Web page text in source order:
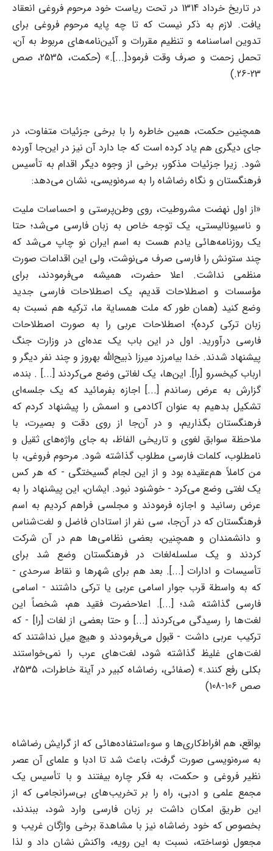
در تاریخ خرداد 1314 در تحت ریاست خود مرحوم فروغی انعقاد
یافت. لازم به ذکر نیست که تا چه پایه مرحوم فروغی برای
تدوین اساسنامه و تنظیم مقررات و آئین‌نامه‌های مربوط به آن،
تحمل زحمت و صرف وقت فرمود[...].» (حکمت، 2535، صص
23-26.)
همچنین حکمت، همین خاطره را با برخی جزئیات متفاوت، در
جای دیگری هم یاد کرده است که جا دارد آن نیز در این‌جا آورده
شود. زیرا جزئیات مذکور، برخی از وجوه دیگر اقدام به تأسیس
فرهنگستان و نگاه رضاشاه را به سره‌نویسی، نشان می‌دهد:
«از اول نهضت مشروطیت، روی وطن‌پرستی و احساسات ملیت
و ناسیونالیستی، یک توجه خاص به زبان فارسی می‌شد؛ حتا
یک روزنامه‌هائی یادم هست به اسم ایران نو چاپ می‌شد که
چند ستونش را فارسی صرف می‌نوشت، ولی این اقدامات صورت
منظمی نداشت. اعلا حضرت، همیشه می‌فرمودند، برای
مؤسسات و اصطلاحات قدیم، یک اصطلاحات فارسی جدید
وضع کنید (همان‌ طور که ملت همسایة ما، ترکیه هم نسبت به
زبان ترکی کرده)؛ اصطلاحات عربی را به صورت اصطلاحات
فارسی درآورید. اول در این باب یک عده‌ای در وزارت جنگ
پیشنهاد شدند. خدا بیامرزد میرزا ذبیح‌الله بهروز و چند نفر دیگر و
ارباب کیخسرو [را]. این‌ها، یک لغاتی وضع می‌کردند [...] . بنده،
گزارش به عرض رساندم [...] اجازه بفرمائید که یک جلسه‌ای
تشکیل بدهیم به عنوان آکادمی و اسمش را پیشنهاد کردم که
فرهنگستان بگذاریم، و در آن‌جا از روی دقت و بصیرت، با
ملاحظة سوابق لغوی و تاریخی الفاظ، به جای واژه‌های ثقیل و
نامطلوب، کلمات فارسی مطلوب گذاشته شود. مرحوم فروغی، با
من کاملاً هم‌عقیده بود و از این لجام گسیختگی - که هر کس
یک لغتی وضع می‌کرد - خوشنود نبود. ایشان، این پیشنهاد را به
عرض رسانید و اجازه فرمودند و مجلسی فراهم کردیم به اسم
فرهنگستان که در آن‌جا، سی نفر از استادان فاضل و لغت‌شناس
و دانشمندان و همچنین، بعضی نظامی‌ها هم در آن شرکت
کردند و یک سلسله‌لغات در فرهنگستان وضع شد برای
تأسیسات و ادارات [...]. بعد هم برای شهرها و نقاط سرحدی -
که به واسطة قرب جوار اسامی عربی یا ترکی داشتند - اسامی
فارسی گذاشته شد؛ [...]. اعلا‌حضرت فقید هم، شخصاً این
لغت‌ها را رسیدگی می‌کردند [...] و حتا بعضی از لغات [را] - که
ترکیب عربی داشت - قبول می‌فرمودند و هیچ میل نداشتند که
لغت‌های غلیظ گذاشته شود، لغت‌های عرب را نمی‌خواستند
بکلی رفع کنند.» (صفائی، رضاشاه کبیر در آینة خاطرات، 2535،
صص 106-108)
بواقع، هم افراط‌کاری‌ها و سوءاستفاده‌هائی که از گرایش رضاشاه
به سره‌نویسی صورت گرفت، باعث شد تا ادبا و علمای آن عصر
نظیر فروغی و حکمت، به فکر چاره بیفتند و با تأسیس یک
مجمع علمی و ادبی، راه را بر تخریب‌های بی‌سرانجامی که از
این طریق امکان داشت بر زبان فارسی وارد شود، ببندند،
بخصوص که خود رضاشاه نیز با مشاهدة برخی واژگان غریب و
مجعول نوساخته، نسبت به این رویه، واکنش نشان داد و لذا